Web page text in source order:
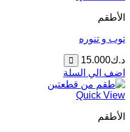
الأطقم
توب و تنوره
د.ك15.000
اضف الي السلة
Quick View
الأطقم